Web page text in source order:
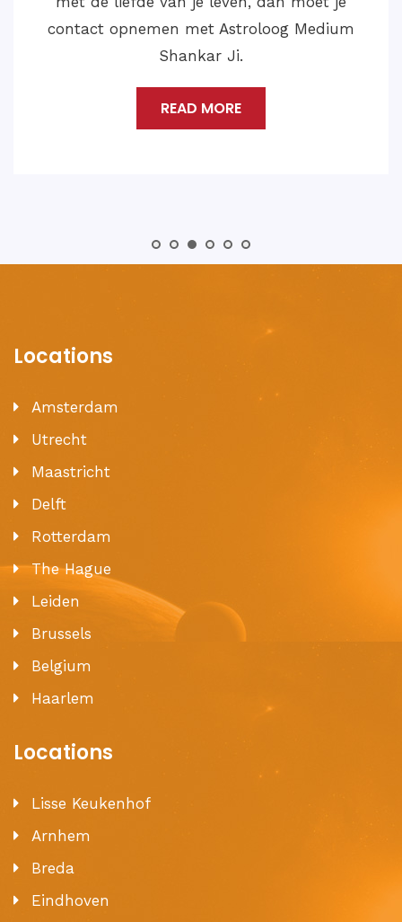
contact opnemen met Astroloog Medium
Shankar Ji.
READ MORE
Locations
Amsterdam
Utrecht
Maastricht
Delft
Rotterdam
The Hague
Leiden
Brussels
Belgium
Haarlem
Locations
Lisse Keukenhof
Arnhem
Breda
Eindhoven